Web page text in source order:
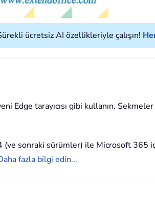
ücretsiz AI özellikleriyle çalışın!
Edge tarayıcısı gibi kullanın.
sonraki sürümler) ile Microsoft 365
fazla bilgi edin...